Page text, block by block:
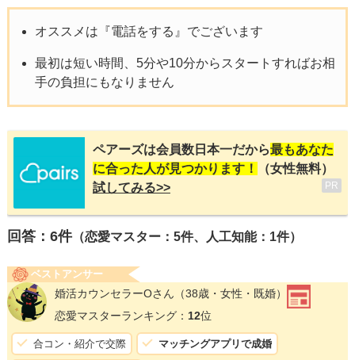
オススメは『電話をする』でございます
最初は短い時間、5分や10分からスタートすればお相
手の負担にもなりません
ペアーズは会員数日本一だから最もあなた
に合った人が見つかります！
（女性無料）
試してみる>>
PR
回答： 6件（恋愛マスター：5件、人工知能：1件）
ベストアンサー
婚活カウンセラーOさん （38歳・女性・既婚）
恋愛マスターランキング： 12位
合コン・紹介で交際 マッチングアプリで成婚